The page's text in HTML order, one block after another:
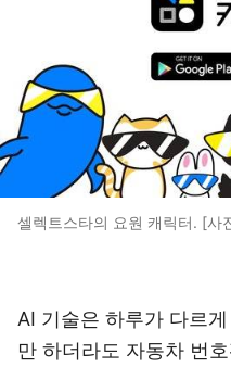
셀렉트스타의 요원 캐릭터. [사
AI 기술은 하루가 다르
만 하더라도 자동차 번